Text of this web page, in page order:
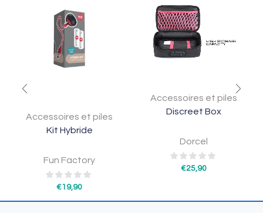
Accessoires et piles
Kit Hybride
Fun Factory
€19,90
Accessoires et piles
Discreet Box
Dorcel
€25,90